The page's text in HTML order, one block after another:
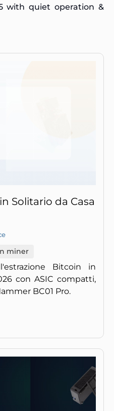
with quiet operation &
Solitario da Casa
miner
Bitcoin in
con ASIC compatti,
BC01 Pro.